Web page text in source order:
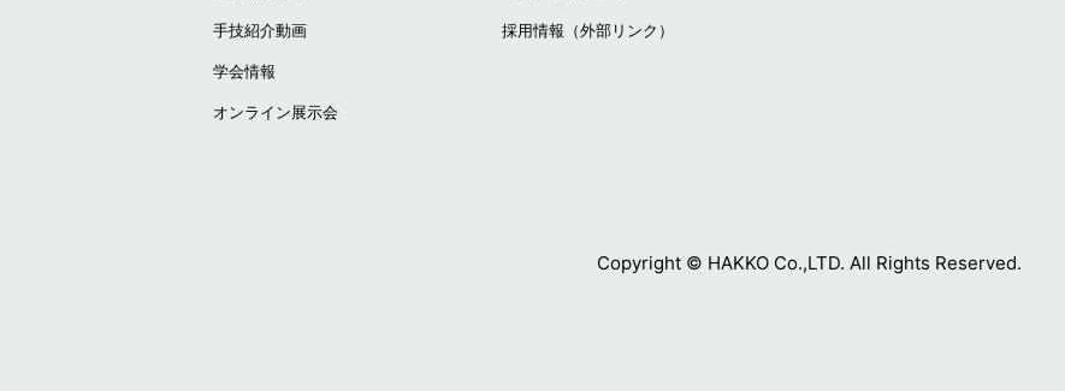
手技紹介動画
学会情報
オンライン展示会
採用情報（外部リンク）
Copyright © HAKKO Co.,LTD. All Rights Reserved.